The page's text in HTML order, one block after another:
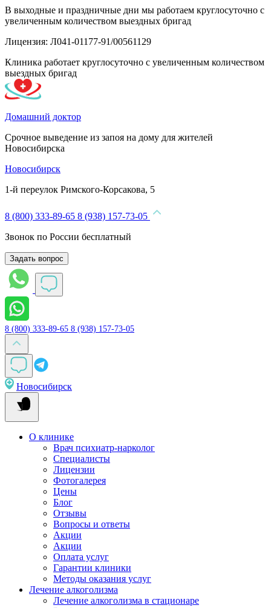
В выходные и праздничные дни мы работаем круглосуточно с
увеличенным количеством выездных бригад
Лицензия: Л041-01177-91/00561129
Клиника работает круглосуточно с увеличенным количеством
выездных бригад
Домашний доктор
Срочное выведение из запоя на дому для жителей
Новосибирска
Новосибирск
1-й переулок Римского-Корсакова, 5
8 (800) 333-89-65 8 (938) 157-73-05
Звонок по России бесплатный
Задать вопрос
8 (800) 333-89-65 8 (938) 157-73-05
Новосибирск
О клинике
Врач психиатр-нарколог
Специалисты
Лицензии
Фотогалерея
Цены
Блог
Отзывы
Вопросы и ответы
Акции
Акции
Оплата услуг
Гарантии клиники
Методы оказания услуг
Лечение алкоголизма
Лечение алкоголизма в стационаре